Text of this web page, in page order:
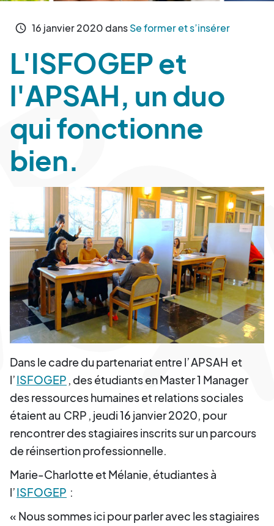
schedule 16 janvier2020dansSe former et s’insérer
L'ISFOGEP et
l'APSAH, un duo
qui fonctionne
bien.
Dans le cadre du partenariat entre l’APSAH et
l’ISFOGEP , des étudiants en Master 1 Manager
des ressources humaines et relations sociales
étaient au CRP , jeudi 16 janvier 2020, pour
rencontrer des stagiaires inscrits sur un parcours
de réinsertion professionnelle.
Marie-Charlotte et Mélanie, étudiantes à
l’ISFOGEP :
« Nous sommes ici pour parler avec les stagiaires